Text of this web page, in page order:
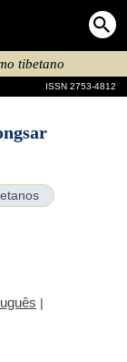
tibetano
ISSN 2753-4812
|